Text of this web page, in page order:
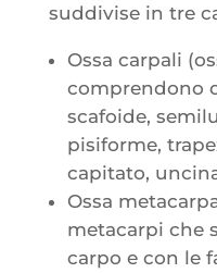
suddivise in tre
Ossa carpali
comprendono
scafoide,
pisiforme,
capitato,
Ossa
metacarpi che
carpo e con le